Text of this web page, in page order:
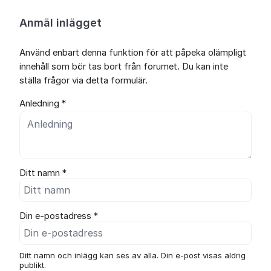
Anmäl inlägget
Använd enbart denna funktion för att påpeka olämpligt
innehåll som bör tas bort från forumet. Du kan inte
ställa frågor via detta formulär.
Anledning *
Ditt namn *
Din e-postadress *
Ditt namn och inlägg kan ses av alla. Din e-post visas aldrig
publikt.